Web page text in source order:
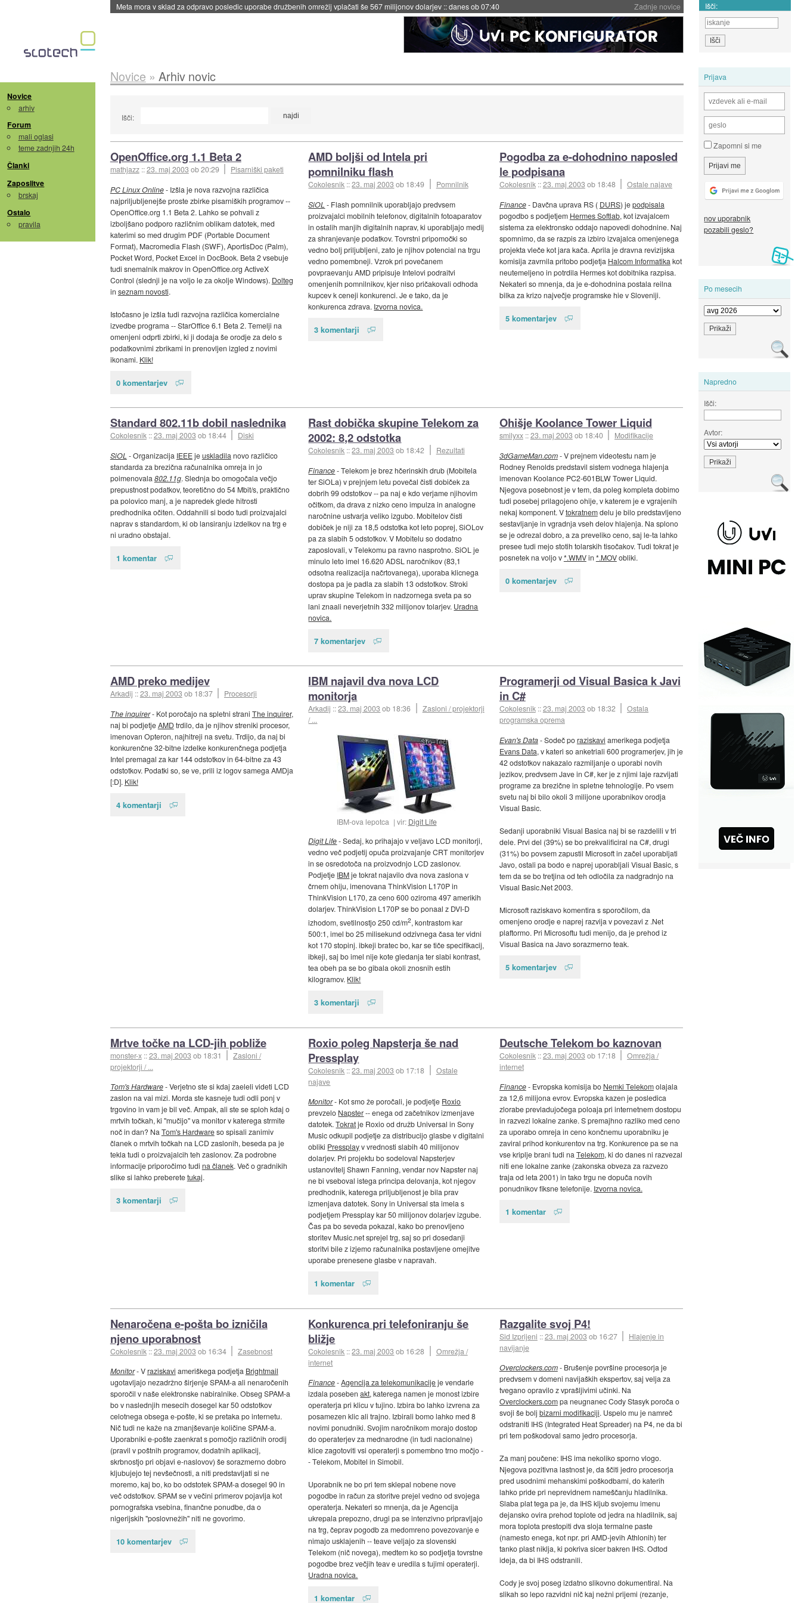
Zadnje novice
Meta mora v sklad za odpravo posledic uporabe družbenih omrežij vplačati še 567 milijonov dolarjev ::danes ob 07:40 Išči:
Novice
arhiv
Forum
mali oglasi
teme zadnjih 24h
Članki
Zaposlitve
brskaj
Ostalo
pravila
Prijava
Zapomni si me
nov uporabnik
pozabili geslo?
Po mesecih
Napredno
Išči:
Avtor:
Novice » Arhiv novic
Išči:
OpenOffice.org 1.1 Beta 2
mathjazz ::23. maj 2003 ob 20:29
Pisarniški paketi
PC Linux Online- Izšla je nova razvojna različica
najpriljubljenejše proste zbirke pisarniških programov --
OpenOffice.org 1.1 Beta 2. Lahko se pohvali z
izboljšano podporo različnim oblikam datotek, med
katerimi so med drugim PDF (Portable Document
Format), Macromedia Flash (SWF), AportisDoc (Palm),
Pocket Word, Pocket Excel in DocBook. Beta 2 vsebuje
tudi snemalnik makrov in OpenOffice.org ActiveX
Control (slednji je na voljo le za okolje Windows). Dolteg
in seznam novosti.
Istočasno je izšla tudi razvojna različica komercialne
izvedbe programa -- StarOffice 6.1 Beta 2. Temelji na
omenjeni odprti zbirki, ki ji dodaja še orodje za delo s
podatkovnimi zbrikami in prenovljen izgled z novimi
ikonami. Klik!
0 komentarjev
AMD boljši od Intela pri
pomnilniku flash
Cokolesnik ::23. maj 2003 ob 18:49
Pomnilnik
SiOL - Flash pomnilnik uporabljajo predvsem
proizvajalci mobilnih telefonov, digitalnih fotoaparatov
in ostalih manjih digitalnih naprav, ki uporabljajo medij
za shranjevanje podatkov. Tovrstni pripomočki so
vedno bolj priljubljeni, zato je njihov potencial na trgu
vedno pomembneji. Vzrok pri povečanem
povpraevanju AMD pripisuje Intelovi podraitvi
omenjenih pomnilnikov, kjer niso pričakovali odhoda
kupcev k ceneji konkurenci. Je e tako, da je
konkurenca zdrava. Izvorna novica.
3 komentarji
Pogodba za e-dohodnino naposled
le podpisana
Cokolesnik ::23. maj 2003 ob 18:48
Ostale najave
Finance- Davčna uprava RS ( DURS) jepodpisala
pogodbo s podjetjem Hermes Softlab, kot izvajalcem
sistema za elektronsko oddajo napovedi dohodnine. Naj
spomnimo, da se razpis za izbiro izvajalca omenjenega
projekta vleče kot jara kača. Aprila je dravna revizijska
komisija zavrnila pritobo podjetja Halcom Informatika kot
neutemeljeno in potrdila Hermes kot dobitnika razpisa.
Nekateri so mnenja, da je e-dohodnina postala reilna
bilka za krizo največje programske hie v Sloveniji.
5 komentarjev
Standard 802.11b dobil naslednika
Cokolesnik ::23. maj 2003 ob 18:44
Diski
SiOL - Organizacija IEEEjeuskladila novo različico
standarda za brezična računalnika omreja in jo
poimenovala 802.11g. Slednja bo omogočala večjo
prepustnost podatkov, teoretično do 54 Mbit/s, praktično
pa polovico manj, a je napredek glede hitrosti
predhodnika očiten. Oddahnili si bodo tudi proizvajalci
naprav s standardom, ki ob lansiranju izdelkov na trg e
ni uradno obstajal.
1 komentar
Rast dobička skupine Telekom za
2002: 8,2 odstotka
Cokolesnik ::23. maj 2003 ob 18:42
Rezultati
Finance- Telekom je brez hčerinskih drub (Mobitela
ter SiOLa) v prejnjem letu povečal čisti dobiček za
dobrih 99 odstotkov -- pa naj e kdo verjame njihovim
očitkom, da drava z nizko ceno impulza in analogne
naročnine ustvarja veliko izgubo. Mobitelov čisti
dobiček je niji za 18,5 odstotka kot leto poprej, SiOLov
pa za slabih 5 odstotkov. V Mobitelu so dodatno
zaposlovali, v Telekomu pa ravno nasprotno. SiOL je
minulo leto imel 16.620 ADSL naročnikov (83,1
odsotna realizacija načrtovanega), uporaba klicnega
dostopa pa je padla za slabih 13 odstotkov. Stroki
uprav skupine Telekom in nadzornega sveta pa so
lani znaali neverjetnih 332 milijonov tolarjev. Uradna
novica.
7 komentarjev
Ohišje Koolance Tower Liquid
smilyxx ::23. maj 2003 ob 18:40
Modifikacije
3dGameMan.com- V prejnem videotestu nam je
Rodney Renolds predstavil sistem vodnega hlajenja
imenovan Koolance PC2-601BLW Tower Liquid.
Njegova posebnost je v tem, da poleg kompleta dobimo
tudi posebej prilagojeno ohije, v katerem je e vgrajenih
nekaj komponent. Vtokratnemdelu je bilo predstavljeno
sestavljanje in vgradnja vseh delov hlajenja. Na splono
se je odrezal dobro, a za preveliko ceno, saj le-ta lahko
presee tudi mejo stotih tolarskih tisočakov. Tudi tokrat je
posnetek na voljo v*.WMVin *.MOVobliki.
0 komentarjev
AMD preko medijev
Arkadij ::23. maj 2003 ob 18:37
Procesorji
The inquirer- Kot poročajo na spletni strani The inquirer,
naj bi podjetjeAMDtrdilo, da je njihov streniki procesor,
imenovan Opteron, najhitreji na svetu. Trdijo, da naj bi
konkurenčne 32-bitne izdelke konkurenčnega podjetja
Intel premagal za kar 144 odstotkov in 64-bitne za 43
odstotkov. Podatki so, se ve, prili iz logov samega AMDja
[:D]. Klik!
4 komentarji
IBM najavil dva nova LCD
monitorja
Arkadij ::23. maj 2003 ob 18:36
Zasloni / projektorji
/ ...
IBM-ova lepotca vir: Digit Life
Digit Life- Sedaj, ko prihajajo v veljavo LCD monitorji,
vedno več podjetij opuča proizvajanje CRT monitorjev
in se osredotoča na proizvodnjo LCD zaslonov.
Podjetje IBMje tokrat najavilo dva nova zaslona v
črnem ohiju, imenovana ThinkVision L170P in
ThinkVision L170, za ceno 600 oziroma 497 amerikih
dolarjev. ThinkVision L170P se bo ponaal z DVI-D
izhodom, svetilnostjo 250 cd/m2, kontrastom kar
500:1, imel bo 25 milisekund odzivnega časa ter vidni
kot 170 stopinj. ibkeji bratec bo, kar se tiče specifikacij,
ibkeji, saj bo imel nije kote gledanja ter slabi kontrast,
tea obeh pa se bo gibala okoli znosnih estih
kilogramov. Klik!
3 komentarji
Programerji od Visual Basica k Javi
in C#
Cokolesnik ::23. maj 2003 ob 18:32
Ostala
programska oprema
Evan's Data- Sodeč poraziskavi amerikega podjetja
Evans Data, v kateri so anketriali 600 programerjev, jih je
42 odstotkov nakazalo razmiljanje o uporabi novih
jezikov, predvsem Jave in C#, ker je z njimi laje razvijati
programe za brezične in spletne tehnologije. Po vsem
svetu naj bi bilo okoli 3 milijone uporabnikov orodja
Visual Basic.
Sedanji uporabniki Visual Basica naj bi se razdelili v tri
dele. Prvi del (39%) se bo prekvalificiral na C#, drugi
(31%) bo povsem zapustil Microsoft in začel uporabljati
Javo, ostali pa bodo e naprej uporabljali Visual Basic, s
tem da se bo tretjina od teh odločila za nadgradnjo na
Visual Basic.Net 2003.
Microsoft raziskavo komentira s sporočilom, da
omenjeno orodje e naprej razvija v povezavi z .Net
plaftormo. Pri Microsoftu tudi menijo, da je prehod iz
Visual Basica na Javo sorazmerno teak.
5 komentarjev
Mrtve točke na LCD-jih pobliže
monster-x ::23. maj 2003 ob 18:31
Zasloni /
projektorji / ...
Tom's Hardware- Verjetno ste si kdaj zaeleli videti LCD
zaslon na vai mizi. Morda ste kasneje tudi odli ponj v
trgovino in vam je bil več. Ampak, ali ste se sploh kdaj o
mrtvih točkah, ki "mučijo" va monitor v katerega strmite
noč in dan? NaTom's Hardwareso spisali zanimiv
članek o mrtvih točkah na LCD zaslonih, beseda pa je
tekla tudi o proizvajalcih teh zaslonov. Za podrobne
informacije priporočimo tudi na članek. Več o gradnikih
slike si lahko preberetetukaj.
3 komentarji
Roxio poleg Napsterja še nad
Pressplay
Cokolesnik ::23. maj 2003 ob 17:18
Ostale
najave
Monitor- Kot smo že poročali, je podjetje Roxio
prevzelo Napster-- enega od začetnikov izmenjave
datotek.Tokratje Roxio od družb Universal in Sony
Music odkupil podjetje za distribucijo glasbe v digitalni
obliki Pressplayv vrednosti slabih 40 milijonov
dolarjev. Pri projektu bo sodeloval Napsterjev
ustanovitelj Shawn Fanning, vendar nov Napster naj
ne bi vseboval istega principa delovanja, kot njegov
predhodnik, katerega priljubljenost je bila prav
izmenjava datotek. Sony in Universal sta imela s
podjetjem Pressplay kar 50 milijonov dolarjev izgube.
Čas pa bo seveda pokazal, kako bo prenovljeno
storitev Music.net sprejel trg, saj so pri dosedanji
storitvi bile z izjemo računalnika postavljene omejitve
uporabe prenesene glasbe v napravah.
1 komentar
Deutsche Telekom bo kaznovan
Cokolesnik ::23. maj 2003 ob 17:18
Omrežja /
internet
Finance- Evropska komisija bo Nemki Telekomolajala
za 12,6 milijona evrov. Evropska kazen je posledica
zlorabe prevladujočega poloaja pri internetnem dostopu
in razvezi lokalne zanke. S premajhno razliko med ceno
za uporabo omreja in ceno končnemu uporabniku je
zaviral prihod konkurentov na trg. Konkurence pa se na
vse kriplje brani tudi naTelekom, ki do danes ni razvezal
niti ene lokalne zanke (zakonska obveza za razvezo
traja od leta 2001) in tako trgu ne dopuča novih
ponudnikov fiksne telefonije. Izvorna novica.
1 komentar
Nenaročena e-pošta bo izničila
njeno uporabnost
Cokolesnik ::23. maj 2003 ob 16:34
Zasebnost
Monitor- Vraziskavi ameriškega podjetja Brightmail
ugotavljajo nezadržno širjenje SPAM-a ali nenaročenih
sporočil v naše elektronske nabiralnike. Obseg SPAM-a
bo v naslednjih mesecih dosegel kar 50 odstotkov
celotnega obsega e-pošte, ki se pretaka po internetu.
Nič tudi ne kaže na zmanjševanje količine SPAM-a.
Uporabniki e-pošte zaenkrat s pomočjo različnih orodij
(pravil v poštnih programov, dodatnih aplikacij,
skrbnostjo pri objavi e-naslovov) še sorazmerno dobro
kljubujejo tej nevšečnosti, a niti predstavljati si ne
moremo, kaj bo, ko bo odstotek SPAM-a dosegel 90 in
več odstotkov. SPAM se v večini primerov pojavlja kot
pornografska vsebina, finančne ponudbe, da o
nigerijskih "poslovnežih" niti ne govorimo.
10 komentarjev
Konkurenca pri telefoniranju še
bližje
Cokolesnik ::23. maj 2003 ob 16:28
Omrežja /
internet
Finance-Agencija za telekomunikacijeje vendarle
izdala posebenakt, katerega namen je monost izbire
operaterja pri klicu v tujino. Izbira bo lahko izvrena za
posamezen klic ali trajno. Izbirali bomo lahko med 8
novimi ponudniki. Svojim naročnikom morajo dostop
do operaterjev za mednarodne (in tudi nacionalne)
klice zagotoviti vsi operaterji s pomembno trno močjo -
- Telekom, Mobitel in Simobil.
Uporabnik ne bo pri tem sklepal nobene nove
pogodbe in račun za storitve prejel vedno od svojega
operaterja. Nekateri so mnenja, da je Agencija
ukrepala prepozno, drugi pa se intenzivno pripravljajo
na trg, čeprav pogodb za medomreno povezovanje e
nimajo usklajenih -- teave veljajo za slovenski
Telekom (nič novega), medtem ko so podjetja tovrstne
pogodbe brez večjih teav e uredila s tujimi operaterji.
Uradna novica.
1 komentar
Razgalite svoj P4!
Sid Izprijeni ::23. maj 2003 ob 16:27
Hlajenje in
navijanje
Overclockers.com- Brušenje površine procesorja je
predvsem v domeni navijaških ekspertov, saj velja za
tvegano opravilo z vprašljivimi učinki. Na
Overclockers.compa neugnanec Cody Stasyk poroča o
svoji še bolj bizarni modifikaciji. Uspelo mu je namreč
odstraniti IHS (Integrated Heat Spreader) na P4, ne da bi
pri tem poškodoval samo jedro procesorja.
Za manj poučene: IHS ima nekoliko sporno vlogo.
Njegova pozitivna lastnost je, da ščiti jedro procesorja
pred usodnimi mehanskimi poškodbami, do katerih
lahko pride pri neprevidnem nameščanju hladilnika.
Slaba plat tega pa je, da IHS kljub svojemu imenu
dejansko ovira prehod toplote od jedra na hladilnik, saj
mora toplota prestopiti dva sloja termalne paste
(namesto enega, kot npr. pri AMD-jevih Athlonih) ter
tanko plast niklja, ki pokriva sicer bakren IHS. Odtod
ideja, da bi IHS odstranili.
Cody je svoj poseg izdatno slikovno dokumentiral. Na
slikah so lepo razvidni nič kaj nežni prijemi (rezanje,